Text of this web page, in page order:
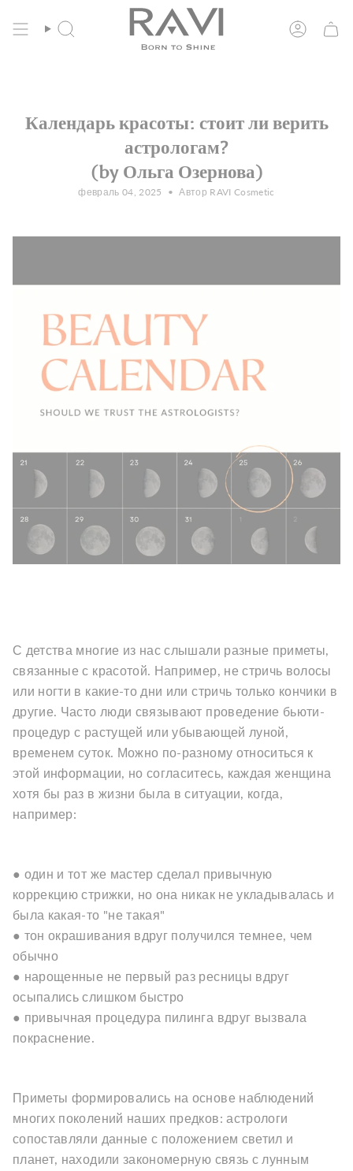
содержанию
Бесплатная доставка по ЕС от 135 евро
Поиск
Учетная
Календарь красоты: стоит ли верить
астрологам?
(by Ольга Озернова)
февраль 04, 2025 Автор RAVI Cosmetic
С детства многие из нас слышали разные приметы,
связанные с красотой. Например, не стричь волосы
или ногти в какие-то дни или стричь только кончики в
другие. Часто люди связывают проведение бьюти-
процедур с растущей или убывающей луной,
временем суток. Можно по-разному относиться к
этой информации, но согласитесь, каждая женщина
хотя бы раз в жизни была в ситуации, когда,
например:
● один и тот же мастер сделал привычную
коррекцию стрижки, но она никак не укладывалась и
была какая-то "не такая"
● тон окрашивания вдруг получился темнее, чем
обычно
● нарощенные не первый раз ресницы вдруг
осыпались слишком быстро
● привычная процедура пилинга вдруг вызвала
покраснение.
Приметы формировались на основе наблюдений
многих поколений наших предков: астрологи
сопоставляли данные с положением светил и
планет, находили закономерную связь с лунным